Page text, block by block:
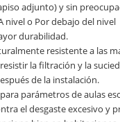
adjunto) y sin
nivel o Por debajo del nivel
durabilidad.
resistente a las
la filtración y la
de la instalación.
parámetros de aulas
el desgaste excesivo